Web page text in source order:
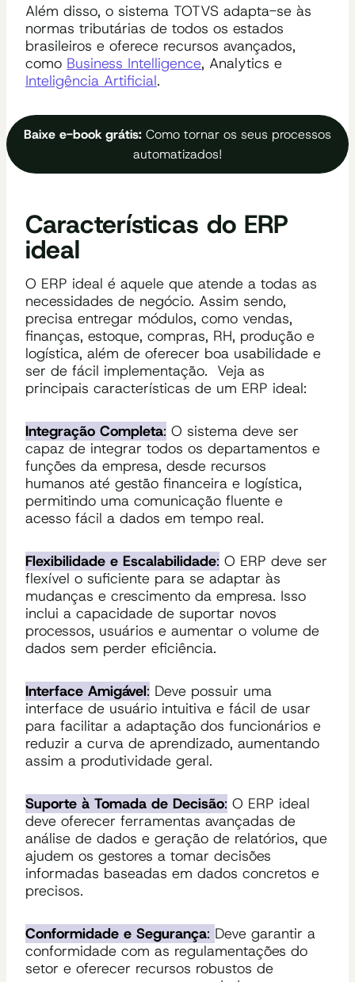
Além disso, o sistema TOTVS adapta-se às
normas tributárias de todos os estados
brasileiros e oferece recursos avançados,
como Business Intelligence, Analytics e
Inteligência Artificial.
Baixe e-book grátis: Como tornar os seus processos
automatizados!
Características do ERP
ideal
O ERP ideal é aquele que atende a todas as
necessidades de negócio. Assim sendo,
precisa entregar módulos, como vendas,
finanças, estoque, compras, RH, produção e
logística, além de oferecer boa usabilidade e
ser de fácil implementação. Veja as
principais características de um ERP ideal:
Integração Completa: O sistema deve ser
capaz de integrar todos os departamentos e
funções da empresa, desde recursos
humanos até gestão financeira e logística,
permitindo uma comunicação fluente e
acesso fácil a dados em tempo real.
Flexibilidade e Escalabilidade: O ERP deve ser
flexível o suficiente para se adaptar às
mudanças e crescimento da empresa. Isso
inclui a capacidade de suportar novos
processos, usuários e aumentar o volume de
dados sem perder eficiência.
Interface Amigável: Deve possuir uma
interface de usuário intuitiva e fácil de usar
para facilitar a adaptação dos funcionários e
reduzir a curva de aprendizado, aumentando
assim a produtividade geral.
Suporte à Tomada de Decisão: O ERP ideal
deve oferecer ferramentas avançadas de
análise de dados e geração de relatórios, que
ajudem os gestores a tomar decisões
informadas baseadas em dados concretos e
precisos.
Conformidade e Segurança: Deve garantir a
conformidade com as regulamentações do
setor e oferecer recursos robustos de